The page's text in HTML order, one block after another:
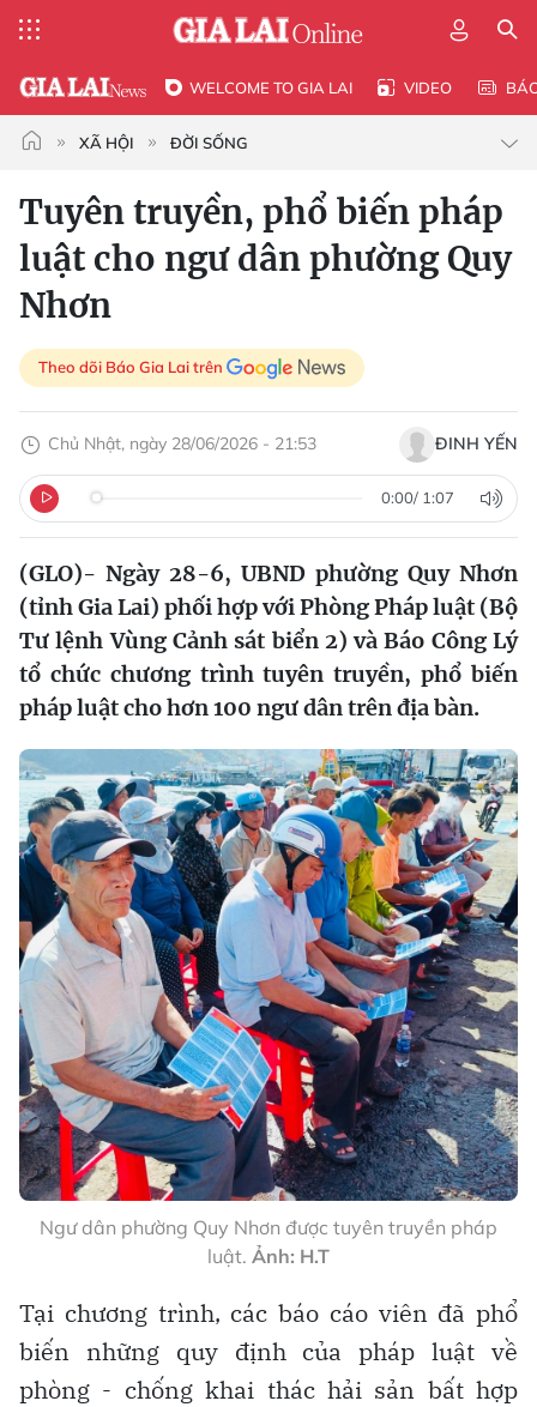
WELCOME TO GIA LAI VIDEO
XÃ HỘI ĐỜI SỐNG
Tuyên truyền, phổ biến pháp
luật cho ngư dân phường Quy
Nhơn
Theo dõi Báo Gia Lai trên
Chủ Nhật, ngày 28/06/2026 - 21:53 ĐINH YẾN
0:00/ 1:07
(GLO)- Ngày 28-6, UBND phường Quy Nhơn
(tỉnh Gia Lai) phối hợp với Phòng Pháp luật (Bộ
Tư lệnh Vùng Cảnh sát biển 2) và Báo Công Lý
tổ chức chương trình tuyên truyền, phổ biến
pháp luật cho hơn 100 ngư dân trên địa bàn.
Ngư dân phường Quy Nhơn được tuyên truyền pháp
luật. Ảnh: H.T
Tại chương trình, các báo cáo viên đã phổ
biến những quy định của pháp luật về
phòng - chống khai thác hải sản bất hợp